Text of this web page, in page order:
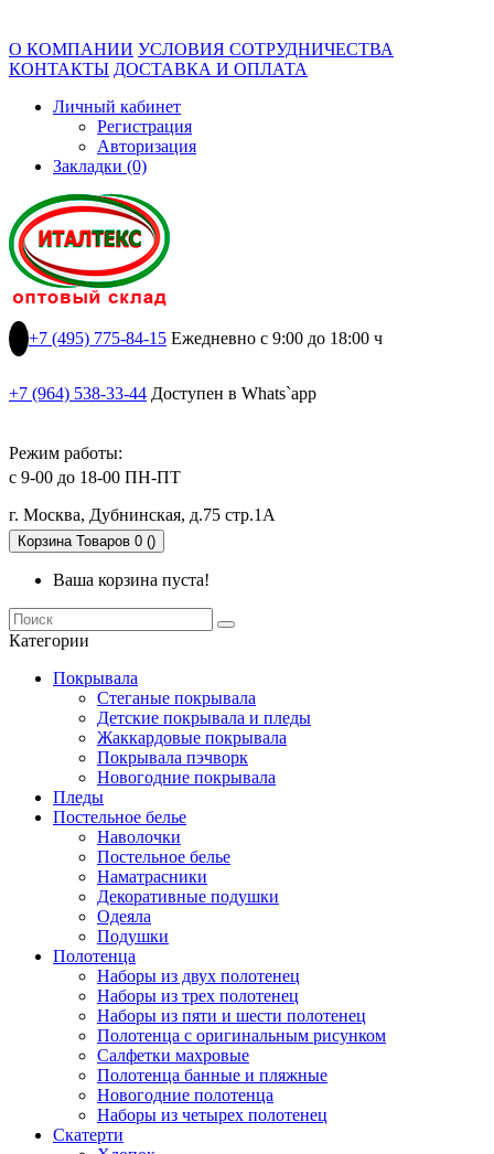
О КОМПАНИИ УСЛОВИЯ СОТРУДНИЧЕСТВА
КОНТАКТЫ ДОСТАВКА И ОПЛАТА
Личный кабинет
Регистрация
Авторизация
Закладки (0)
+7 (495) 775-84-15 Ежедневно с 9:00 до 18:00 ч
+7 (964) 538-33-44 Доступен в Whats`app
Режим работы:
с 9-00 до 18-00 ПН-ПТ
г. Москва, Дубнинская, д.75 стр.1А
Корзина Товаров 0 ()
Ваша корзина пуста!
Категории
Покрывала
Стеганые покрывала
Детские покрывала и пледы
Жаккардовые покрывала
Покрывала пэчворк
Новогодние покрывала
Пледы
Постельное белье
Наволочки
Постельное белье
Наматрасники
Декоративные подушки
Одеяла
Подушки
Полотенца
Наборы из двух полотенец
Наборы из трех полотенец
Наборы из пяти и шести полотенец
Полотенца с оригинальным рисунком
Салфетки махровые
Полотенца банные и пляжные
Новогодние полотенца
Наборы из четырех полотенец
Скатерти